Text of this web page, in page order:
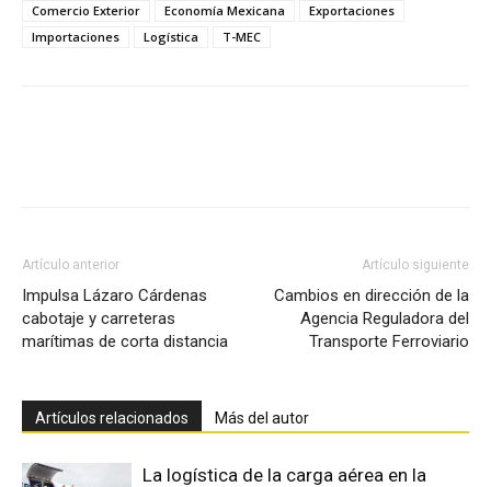
Comercio Exterior
Economía Mexicana
Exportaciones
Importaciones
Logística T-MEC
Artículo anterior
Impulsa Lázaro Cárdenas
cabotaje y carreteras
marítimas de corta distancia
Artículo siguiente
Cambios en dirección de la
Agencia Reguladora del
Transporte Ferroviario
Artículos relacionados Más del autor
La logística de la carga aérea en la